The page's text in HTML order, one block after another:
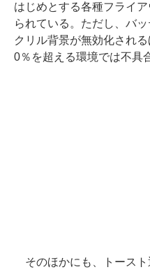
はじめとする各種フライ
られている。ただし、バ
クリル背景が無効化され
0％を超える環境では不具
そのほかにも、トースト